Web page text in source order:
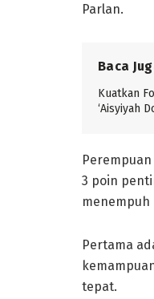
Parlan.
Baca
Kuatkan
‘Aisyiyah
3 poin
Pertama
tepat.